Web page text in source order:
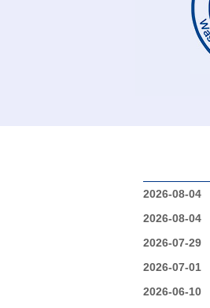
2026-08-04
2026-08-04
2026-07-29
2026-07-01
2026-06-10